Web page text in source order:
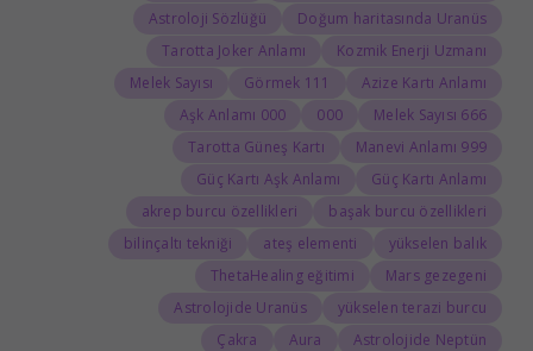
Doğum haritasında Uranüs
Astroloji Sözlüğü
Kozmik Enerji Uzmanı
Tarotta Joker Anlamı
Azize Kartı Anlamı
111 Görmek
Melek Sayısı
666 Melek Sayısı
000
000 Aşk Anlamı
999 Manevi Anlamı
Tarotta Güneş Kartı
Güç Kartı Anlamı
Güç Kartı Aşk Anlamı
başak burcu özellikleri
akrep burcu özellikleri
yükselen balık
ateş elementi
bilinçaltı tekniği
Mars gezegeni
ThetaHealing eğitimi
yükselen terazi burcu
Astrolojide Uranüs
Astrolojide Neptün
Aura
Çakra